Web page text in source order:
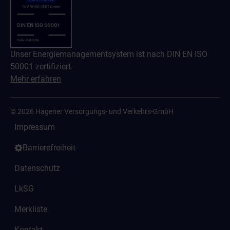
Unser Energiemanagementsystem ist nach DIN EN ISO
50001 zertifiziert.
Mehr erfahren
© 2026 Hagener Versorgungs- und Verkehrs-GmbH
Impressum
Barrierefreiheit
Datenschutz
LkSG
Merkliste